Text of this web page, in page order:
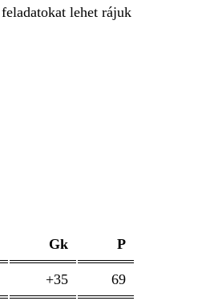
lehet rájuk
Gk P
+35 69